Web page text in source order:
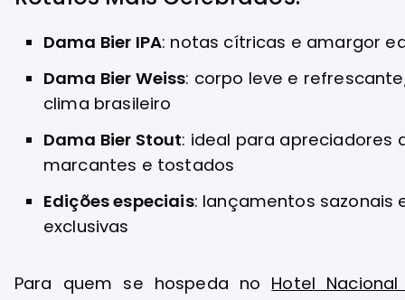
Dama Bier IPA: notas cítricas e amargor
Dama Bier Weiss: corpo leve e
clima brasileiro
Dama Bier Stout: ideal para apreciadores
marcantes e tostados
Edições especiais: lançamentos sazonais
exclusivas
Para quem se hospeda no Hotel